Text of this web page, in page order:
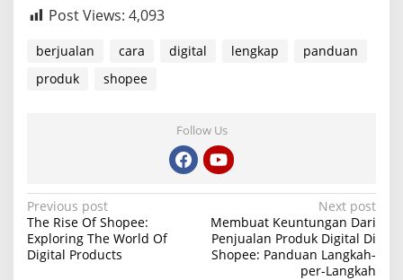
Post Views: 4,093
berjualan cara digital lengkap
panduan
produk
shopee
Follow Us
P
o
s
Previous post
The Rise Of Shopee:
Exploring The World Of
Digital Products
Next post
Membuat Keuntungan Dari
Penjualan Produk Digital Di
Shopee: Panduan Langkah-
per-Langkah